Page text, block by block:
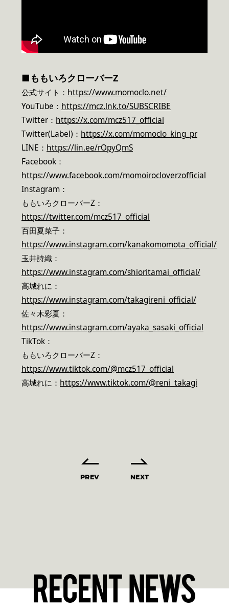
■ ももいろクローバーZ
公式サイト： https://www.momoclo.net/
YouTube： https://mcz.lnk.to/SUBSCRIBE
Twitter： https://x.com/mcz517_official
Twitter(Label)： https://x.com/momoclo_king_pr
LINE： https://lin.ee/rOpyQmS
Facebook：
https://www.facebook.com/momoirocloverzofficial
Instagram：
ももいろクローバーZ：
https://twitter.com/mcz517_official
百田夏菜子：
https://www.instagram.com/kanakomomota_official/
玉井詩織：
https://www.instagram.com/shioritamai_official/
高城れに：
https://www.instagram.com/takagireni_official/
佐々木彩夏：
https://www.instagram.com/ayaka_sasaki_official
TikTok：
ももいろクローバーZ：
https://www.tiktok.com/@mcz517_official
高城れに： https://www.tiktok.com/@reni_takagi
PREV NEXT